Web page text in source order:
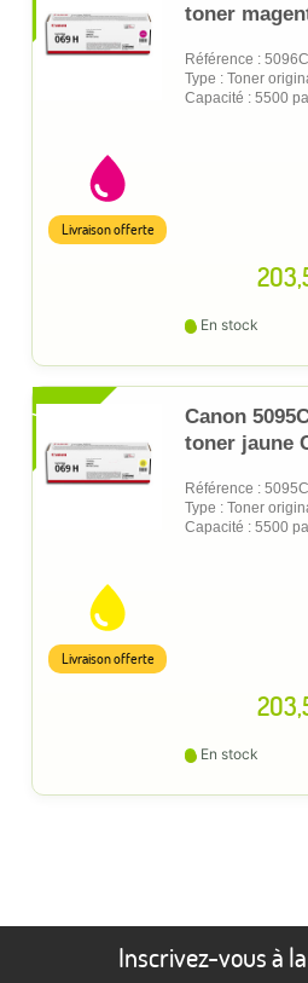
toner
Référence :
Type : Toner
Capacité : 5500
Livraison offerte
En stock
XL
Canon
toner jaune
Référence :
Type : Toner
Capacité : 5500
Livraison offerte
En stock
Inscrivez-vous à